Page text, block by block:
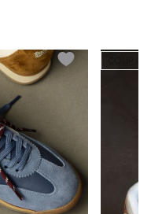
Add to wishlist